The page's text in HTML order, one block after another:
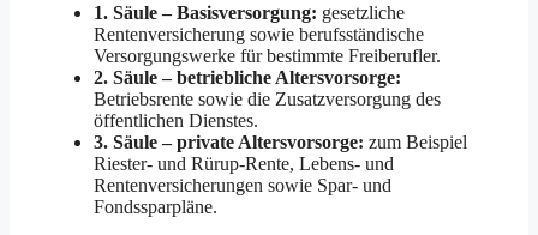
1. Säule – Basisversorgung: gesetzliche
Rentenversicherung sowie berufsständische
Versorgungswerke für bestimmte Freiberufler.
2. Säule – betriebliche Altersvorsorge:
Betriebsrente sowie die Zusatzversorgung des
öffentlichen Dienstes.
3. Säule – private Altersvorsorge: zum Beispiel
Riester- und Rürup-Rente, Lebens- und
Rentenversicherungen sowie Spar- und
Fondssparpläne.